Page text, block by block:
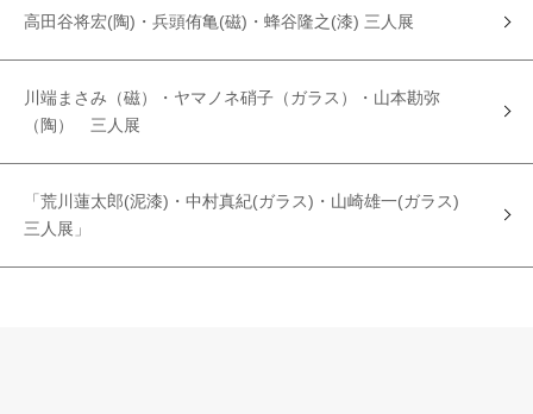
高田谷将宏(陶)・兵頭侑亀(磁)・蜂谷隆之(漆) 三人展
川端まさみ（磁）・ヤマノネ硝子（ガラス）・山本勘弥
（陶） 三人展
「荒川蓮太郎(泥漆)・中村真紀(ガラス)・山崎雄一(ガラス)
三人展」